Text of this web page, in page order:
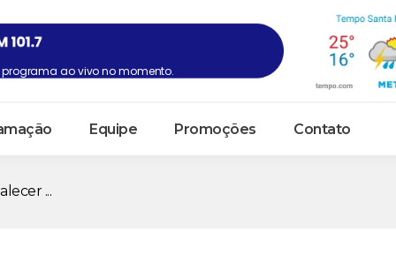
programa ao vivo no momento.
Equipe Promoções Contato
...